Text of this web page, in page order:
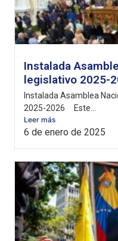
Instalada
legislativo 2025-
Instalada Asamblea
2025-2026 Este...
Leer más
6 de enero de 2025